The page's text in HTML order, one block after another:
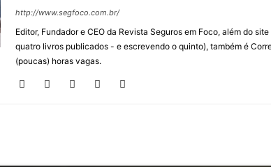
http://www.segfoco.com.br/
Editor, Fundador e CEO da Revista Seguros em Foco, além do
quatro livros publicados - e escrevendo o quinto), também é
(poucas) horas vagas.